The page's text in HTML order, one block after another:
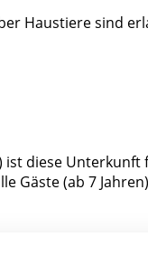
Haustiere sind
ist diese
Gäste (ab 7